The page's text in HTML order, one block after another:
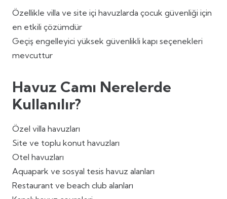
Özellikle villa ve site içi havuzlarda çocuk güvenliği için
en etkili çözümdür
Geçiş engelleyici yüksek güvenlikli kapı seçenekleri
mevcuttur
Havuz Camı Nerelerde
Kullanılır?
Özel villa havuzları
Site ve toplu konut havuzları
Otel havuzları
Aquapark ve sosyal tesis havuz alanları
Restaurant ve beach club alanları